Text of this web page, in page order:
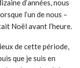
d’années, nous
l’un de nous –
Noël avant l’heure.
de cette période,
que je suis en